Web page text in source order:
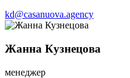
kd@casanuova.agency
Жанна Кузнецова
менеджер